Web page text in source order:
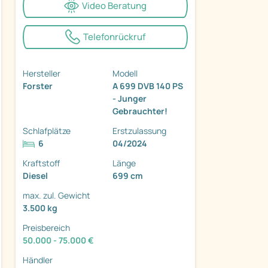
Video Beratung
Telefonrückruf
Hersteller
Forster
Modell
A 699 DVB 140 PS
- Junger
Gebrauchter!
Schlafplätze
6
Erstzulassung
04/2024
Kraftstoff
Diesel
Länge
699 cm
max. zul. Gewicht
3.500 kg
Preisbereich
50.000 - 75.000 €
Händler